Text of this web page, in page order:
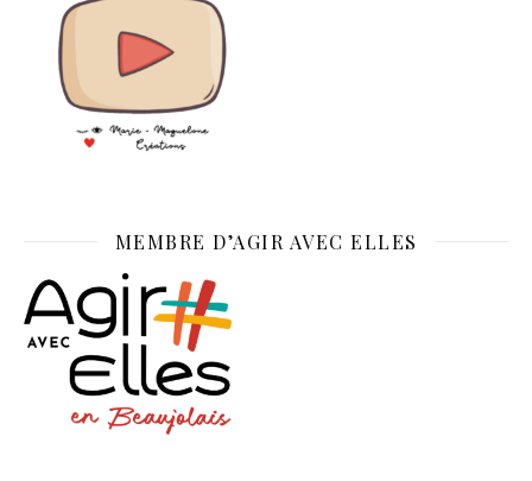
MEMBRE D’AGIR AVEC ELLES